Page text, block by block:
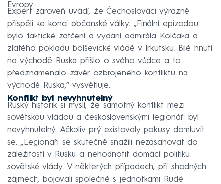
Evropy.
Expert zároveň uvádí, že Čechoslováci výrazně
přispěli ke konci občanské války. „Finální epizodou
bylo faktické zatčení a vydání admirála Kolčaka a
zlatého pokladu bolševické vládě v Irkutsku. Bílé hnutí
na východě Ruska přišlo o svého vůdce a to
předznamenalo závěr ozbrojeného konfliktu na
východě Ruska,“ vysvětluje.
Konflikt byl nevyhnutelný
Ruský historik si myslí, že samotný konflikt mezi
sovětskou vládou a československými legionáři byl
nevyhnutelný. Ačkoliv prý existovaly pokusy domluvit
se. „Legionáři se skutečně snažili nezasahovat do
záležitostí v Rusku a nehodnotit domácí politiku
sovětské vlády. V některých případech, při shodných
zájmech, bojovali společně s jednotkami Rudé